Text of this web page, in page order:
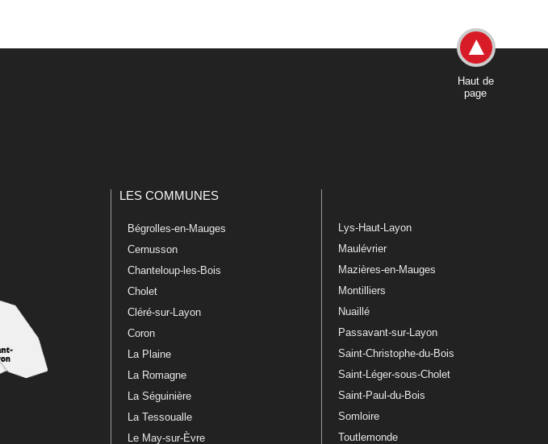
Haut de
page
LES COMMUNES
Bégrolles-en-Mauges
Cernusson
Chanteloup-les-Bois
Cholet
Cléré-sur-Layon
Coron
La Plaine
La Romagne
La Séguinière
La Tessoualle
Le May-sur-Èvre
Lys-Haut-Layon
Maulévrier
Mazières-en-Mauges
Montilliers
Nuaillé
Passavant-sur-Layon
Saint-Christophe-du-Bois
Saint-Léger-sous-Cholet
Saint-Paul-du-Bois
Somloire
Toutlemonde